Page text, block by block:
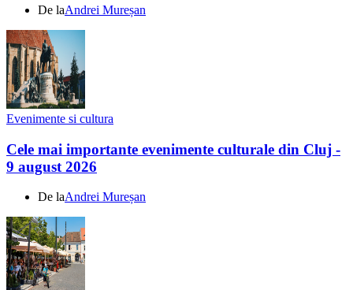
De laAndrei Mureșan
Evenimente si cultura
Cele mai importante evenimente culturale din Cluj -
9 august 2026
De laAndrei Mureșan